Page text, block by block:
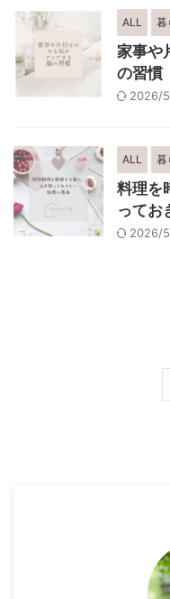
ALL 暮
家事や
の習慣
2026/
ALL 暮
料理を
ってお
2026/